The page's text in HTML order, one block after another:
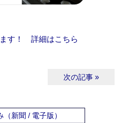
す！ 詳細はこちら
次の記事 »
（新聞 / 電子版）